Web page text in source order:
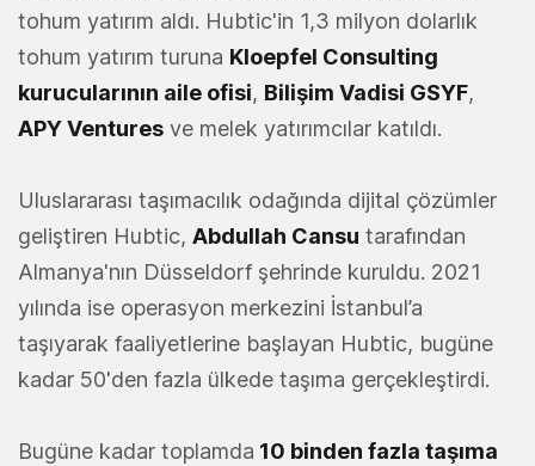
tohum yatırım aldı. Hubtic'in 1,3 milyon dolarlık
tohum yatırım turuna Kloepfel Consulting
kurucularının aile ofisi, Bilişim Vadisi GSYF,
APY Ventures ve melek yatırımcılar katıldı.
Uluslararası taşımacılık odağında dijital çözümler
geliştiren Hubtic, Abdullah Cansu tarafından
Almanya'nın Düsseldorf şehrinde kuruldu. 2021
yılında ise operasyon merkezini İstanbul’a
taşıyarak faaliyetlerine başlayan Hubtic, bugüne
kadar 50'den fazla ülkede taşıma gerçekleştirdi.
Bugüne kadar toplamda 10 binden fazla taşıma